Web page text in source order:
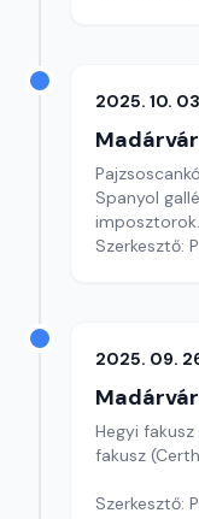
2025. 10.
Spanyol
Szerkesztő:
2025. 09.
Hegyi
fakusz
Szerkesztő: